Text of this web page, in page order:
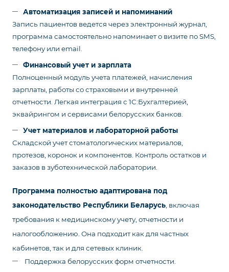
Автоматизация записей и напоминаний
Запись пациентов ведется через электронный журнал,
программа самостоятельно напоминает о визите по SMS,
телефону или email.
Финансовый учет и зарплата
Полноценный модуль учета платежей, начисления
зарплаты, работы со страховыми и внутренней
отчетности. Легкая интеграция с 1С:Бухгалтерией,
эквайрингом и сервисами белорусских банков.
Учет материалов и лабораторной работы
Складской учет стоматологических материалов,
протезов, коронок и компонентов. Контроль остатков и
заказов в зуботехнической лаборатории.
Программа полностью адаптирована под
законодательство Республики Беларусь, включая
требования к медицинскому учету, отчетности и
налогообложению. Она подходит как для частных
кабинетов, так и для сетевых клиник.
Поддержка белорусских форм отчетности.